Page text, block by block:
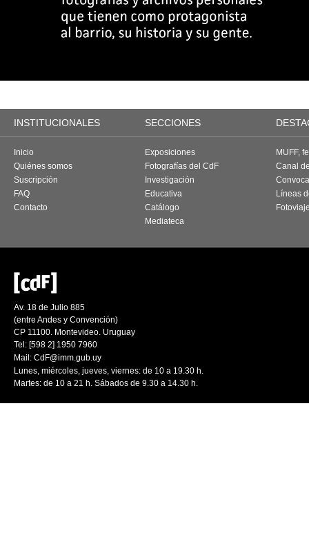
INSTITUCIONALES SECCIONES
Inicio
Quiénes somos
Suscripción
FAQ
Contacto
Exposiciones
Fotografías del CdF
Investigación
Educativa
Catálogo
Mediateca
MUFF,
Canal
Líneas
Av. 18 de Julio 885
(entre Andes y Convención)
CP 11100. Montevideo. Uruguay
Tel: [598 2] 1950 7960
Mail: CdF@imm.gub.uy
Lunes, miércoles, jueves, viernes: de 10 a 19.30 h.
Martes: de 10 a 21 h. Sábados de 9.30 a 14.30 h.